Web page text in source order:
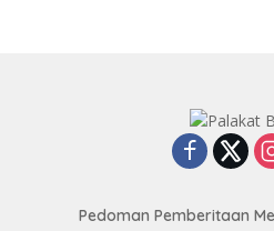
Pedoman Pemberitaan